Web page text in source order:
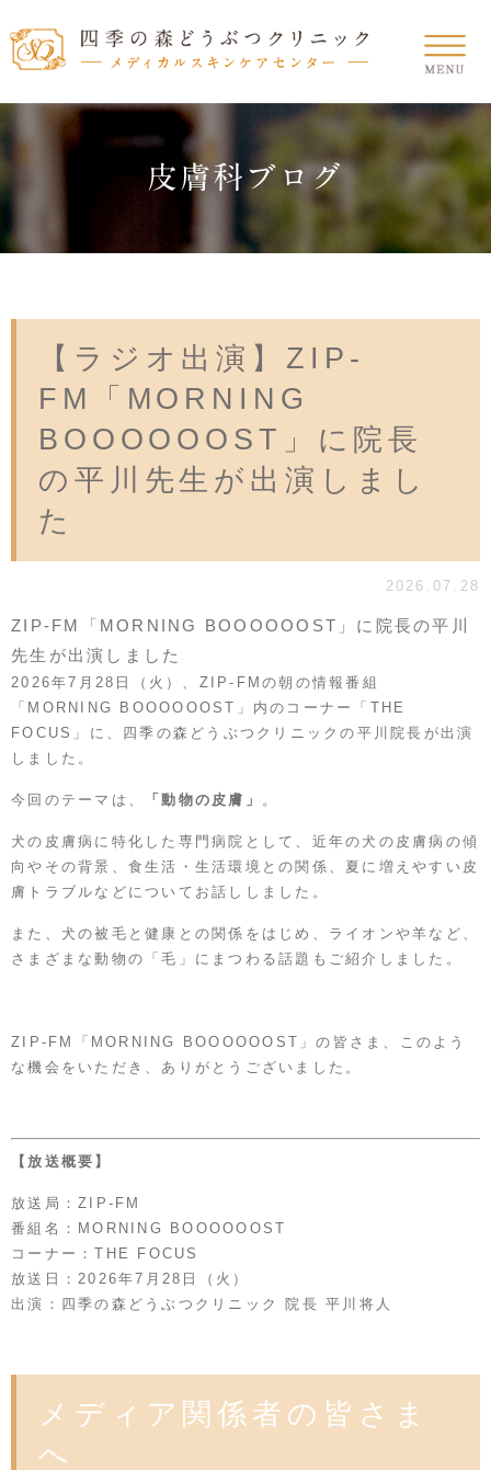
皮膚科ブログ
【ラジオ出演】ZIP-
FM「MORNING
BOOOOOOST」に院長
の平川先生が出演しまし
た
2026.07.28
ZIP-FM「MORNING BOOOOOOST」に院長の平川
先生が出演しました
2026年7月28日（火）、ZIP-FMの朝の情報番組
「MORNING BOOOOOOST」内のコーナー「THE
FOCUS」に、四季の森どうぶつクリニックの平川院長が出演
しました。
今回のテーマは、 「動物の皮膚」 。
犬の皮膚病に特化した専門病院として、近年の犬の皮膚病の傾
向やその背景、食生活・生活環境との関係、夏に増えやすい皮
膚トラブルなどについてお話ししました。
また、犬の被毛と健康との関係をはじめ、ライオンや羊など、
さまざまな動物の「毛」にまつわる話題もご紹介しました。
ZIP-FM「MORNING BOOOOOOST」の皆さま、このよう
な機会をいただき、ありがとうございました。
【放送概要】
放送局：ZIP-FM
番組名：MORNING BOOOOOOST
コーナー：THE FOCUS
放送日：2026年7月28日（火）
出演：四季の森どうぶつクリニック 院長 平川将人
メディア関係者の皆さま
へ